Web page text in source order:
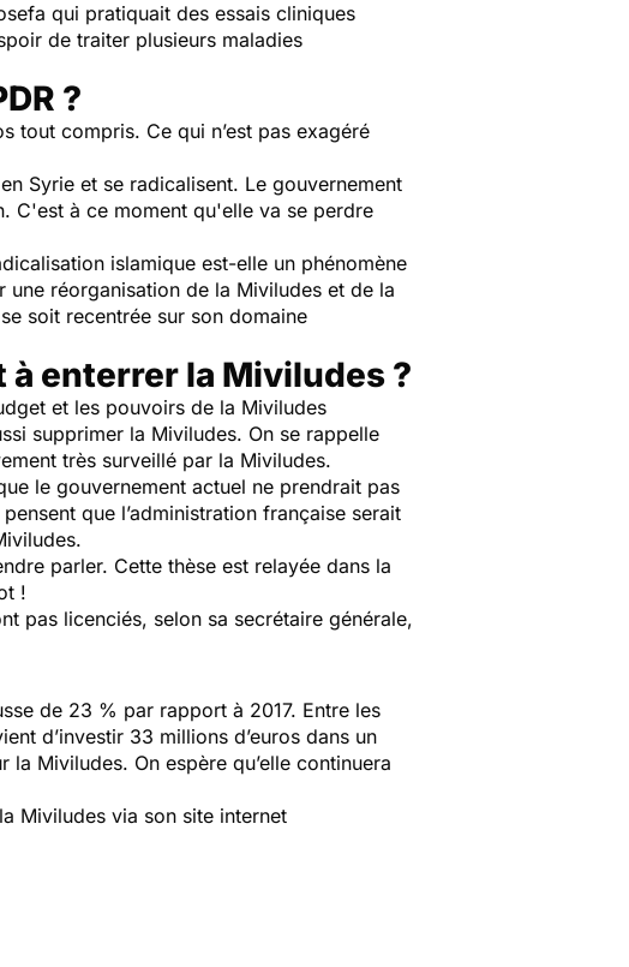
qui pratiquait des essais cliniques
de traiter plusieurs maladies
?
tout compris. Ce qui n’est pas exagéré
Syrie et se radicalisent. Le gouvernement
C'est à ce moment qu'elle va se perdre
islamique est-elle un phénomène
réorganisation de la Miviludes et de la
soit recentrée sur son domaine
enterrer la Miviludes ?
et les pouvoirs de la Miviludes
supprimer la Miviludes. On se rappelle
très surveillé par la Miviludes.
le gouvernement actuel ne prendrait pas
que l’administration française serait
parler. Cette thèse est relayée dans la
!
pas licenciés, selon sa secrétaire générale,
de 23 % par rapport à 2017. Entre les
d’investir 33 millions d’euros dans un
Miviludes. On espère qu’elle continuera
Miviludes via son site internet